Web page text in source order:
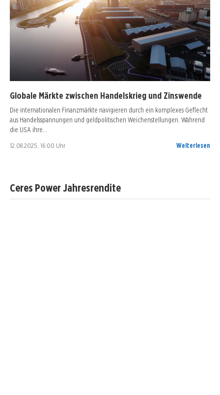
Globale Märkte zwischen Handelskrieg und Zinswende
Die internationalen Finanzmärkte navigieren durch ein komplexes Geflecht
aus Handelsspannungen und geldpolitischen Weichenstellungen. Während
die USA ihre…
12.08.2025, 16:00 Uhr Weiterlesen
Ceres Power Jahresrendite